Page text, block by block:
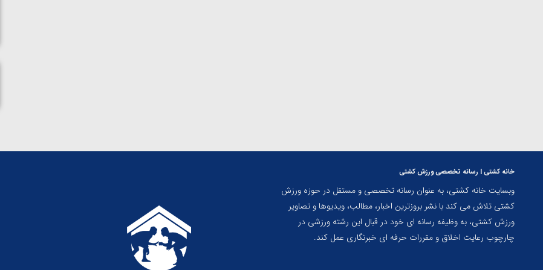
خانه کشتی | رسانه تخصصی ورزش کشتی
وبسایت خانه کشتی، به عنوان رسانه تخصصی و مستقل در حوزه ورزش
کشتی تلاش می کند با نشر بروزترین اخبار، مطالب، ویدیوها و تصاویر
ورزش کشتی، به وظیفه رسانه ای خود در قبال این رشته ورزشی در
چارچوب رعایت اخلاق و مقررات حرفه ای خبرنگاری عمل کند.